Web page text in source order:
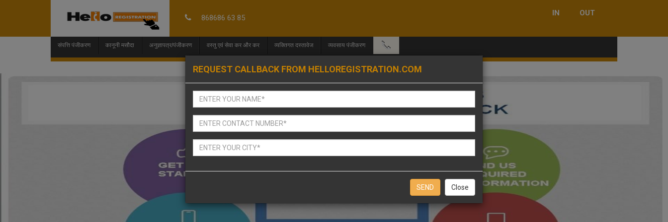
868686 63 85
IN OUT
संपत्ति पंजीकरण कानूनी मसौदा अनुज्ञाप‍त्र/पंजीकरण वस्तु एवं सेवा कर और कर व्यक्तिगत दस्तावेज व्यवसाय पंजीकरण 📞
REQUEST CALLBACK FROM HELLOREGISTRATION.COM
Close